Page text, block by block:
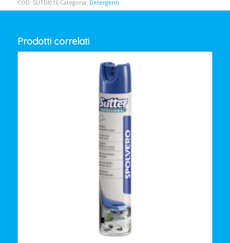
COD: SUTDI016 Categoria: Detergenti
Prodotti correlati